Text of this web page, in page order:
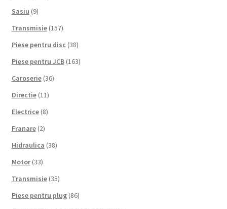
Sasiu (9)
Transmisie (157)
Piese pentru disc (38)
Piese pentru JCB (163)
Caroserie (36)
Directie (11)
Electrice (8)
Franare (2)
Hidraulica (38)
Motor (33)
Transmisie (35)
Piese pentru plug (86)